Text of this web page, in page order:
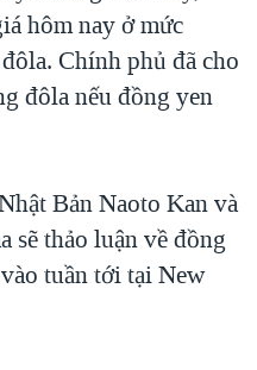
hôm nay ở mức
Chính phủ đã cho
đôla nếu đồng yen
Bản Naoto Kan và
sẽ thảo luận về đồng
tuần tới tại New